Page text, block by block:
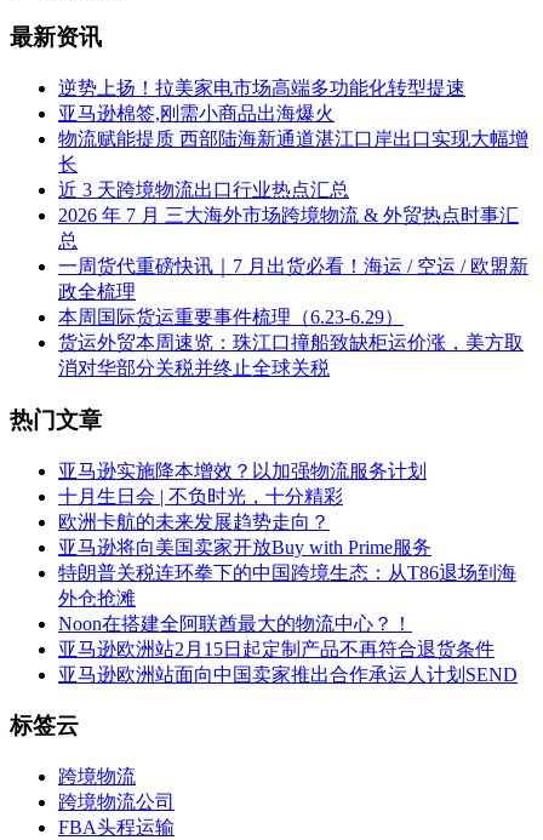
最新资讯
逆势上扬！拉美家电市场高端多功能化转型提速
亚马逊棉签,刚需小商品出海爆火
物流赋能提质 西部陆海新通道湛江口岸出口实现大幅增
长
近 3 天跨境物流出口行业热点汇总
2026 年 7 月 三大海外市场跨境物流 & 外贸热点时事汇
总
一周货代重磅快讯｜7 月出货必看！海运 / 空运 / 欧盟新
政全梳理
本周国际货运重要事件梳理（6.23-6.29）
货运外贸本周速览：珠江口撞船致缺柜运价涨，美方取
消对华部分关税并终止全球关税
热门文章
亚马逊实施降本增效？以加强物流服务计划
十月生日会 | 不负时光，十分精彩
欧洲卡航的未来发展趋势走向？
亚马逊将向美国卖家开放Buy with Prime服务
特朗普关税连环拳下的中国跨境生态：从T86退场到海
外仓抢滩
Noon在搭建全阿联酋最大的物流中心？！
亚马逊欧洲站2月15日起定制产品不再符合退货条件
亚马逊欧洲站面向中国卖家推出合作承运人计划SEND
标签云
跨境物流
跨境物流公司
FBA头程运输